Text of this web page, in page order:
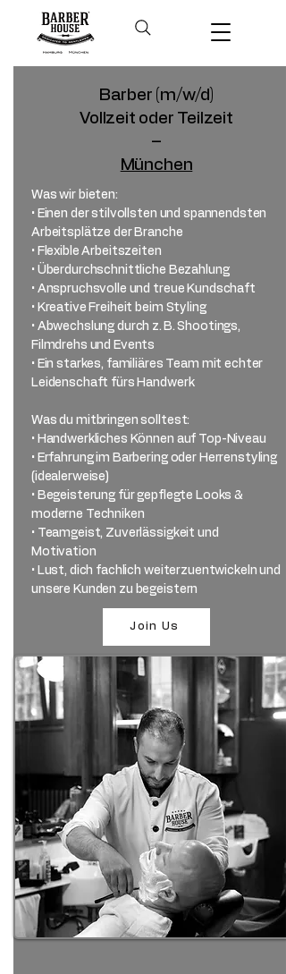
Barber (m/w/d)
Vollzeit oder Teilzeit
–
München
Was wir bieten:
• Einen der stilvollsten und spannendsten
Arbeitsplätze der Branche
• Flexible Arbeitszeiten
• Überdurchschnittliche Bezahlung
• Anspruchsvolle und treue Kundschaft
• Kreative Freiheit beim Styling
• Abwechslung durch z. B. Shootings,
Filmdrehs und Events
• Ein starkes, familiäres Team mit echter
Leidenschaft fürs Handwerk
Was du mitbringen solltest:
• Handwerkliches Können auf Top-Niveau
• Erfahrung im Barbering oder Herrenstyling
(idealerweise)
• Begeisterung für gepflegte Looks &
moderne Techniken
• Teamgeist, Zuverlässigkeit und
Motivation
• Lust, dich fachlich weiterzuentwickeln und
unsere Kunden zu begeistern
Join Us